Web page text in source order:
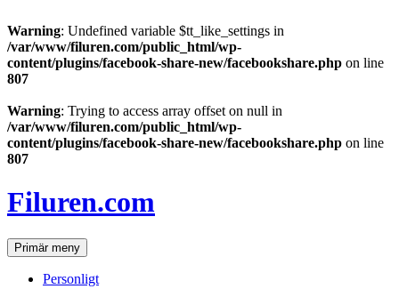
Warning: Undefined variable $tt_like_settings in
/var/www/filuren.com/public_html/wp-
content/plugins/facebook-share-new/facebookshare.php on line
807
Warning: Trying to access array offset on null in
/var/www/filuren.com/public_html/wp-
content/plugins/facebook-share-new/facebookshare.php on line
807
till
innehåll
Filuren.com
SökPrimär meny
Personligt